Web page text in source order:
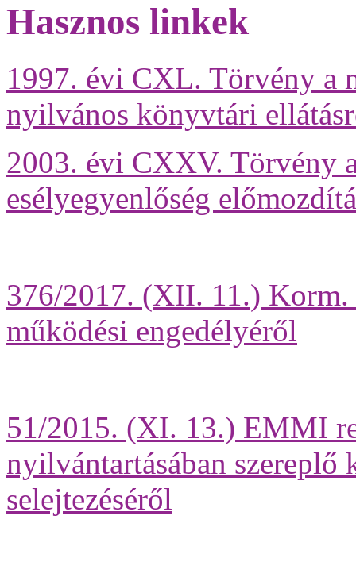
Hasznos linkek
1997. évi CXL. Törvény a
nyilvános könyvtári
2003. évi CXXV. Törvény
esélyegyenlőség
376/2017. (XII. 11.) Korm.
működési engedélyéről
51/2015. (XI. 13.) EMMI
nyilvántartásában
selejtezéséről